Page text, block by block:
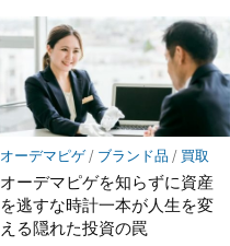
オーデマピゲ/ ブランド品 / 買取
オーデマピゲを知らずに資産
を逃すな時計一本が人生を変
える隠れた投資の罠